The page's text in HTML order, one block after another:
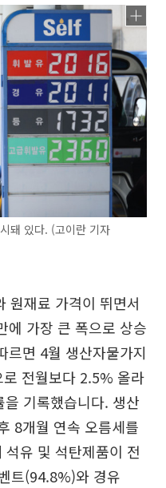
돼 있다. (고이란 기자
원재료 가격이 뛰면서
에 가장 큰 폭으로 상승
르면 4월 생산자물가지
전월보다 2.5% 올라
기록했습니다. 생산
8개월 연속 오름세를
유 및 석탄제품이 전
트(94.8%)와 경유